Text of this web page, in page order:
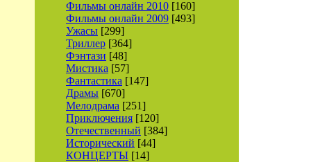
Фильмы онлайн 2010 [160]
Фильмы онлайн 2009 [493]
Ужасы [299]
Триллер [364]
Фэнтази [48]
Мистика [57]
Фантастика [147]
Драмы [670]
Мелодрама [251]
Приключения [120]
Отечественный [384]
Исторический [44]
КОНЦЕРТЫ [14]